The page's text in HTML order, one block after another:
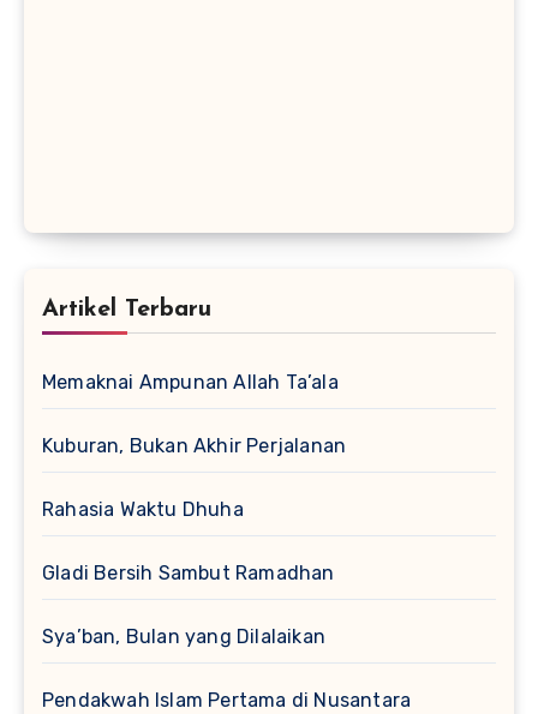
Artikel Terbaru
Memaknai Ampunan Allah Ta’ala
Kuburan, Bukan Akhir Perjalanan
Rahasia Waktu Dhuha
Gladi Bersih Sambut Ramadhan
Sya’ban, Bulan yang Dilalaikan
Pendakwah Islam Pertama di Nusantara